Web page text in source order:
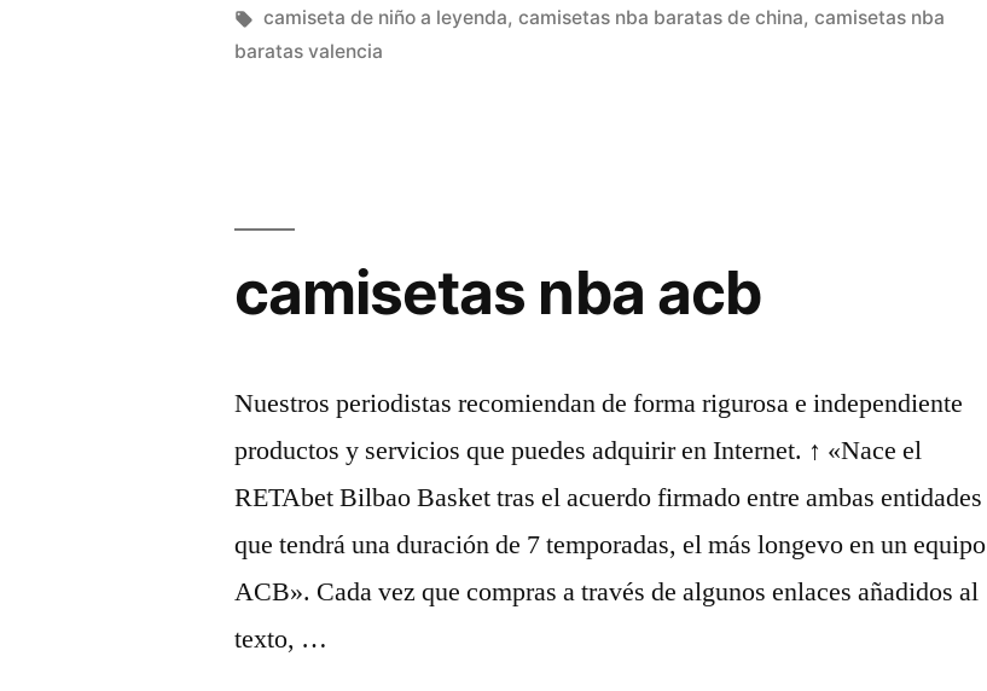
por
en
Etiquetas:
camiseta de niño a leyenda,camisetas nba baratas de china,camisetas nba
baratas valencia
camisetas nba acb
Nuestros periodistas recomiendan de forma rigurosa e independiente
productos y servicios que puedes adquirir en Internet. ↑ «Nace el
RETAbet Bilbao Basket tras el acuerdo firmado entre ambas entidades
que tendrá una duración de 7 temporadas, el más longevo en un equipo
ACB». Cada vez que compras a través de algunos enlaces añadidos al
texto, …